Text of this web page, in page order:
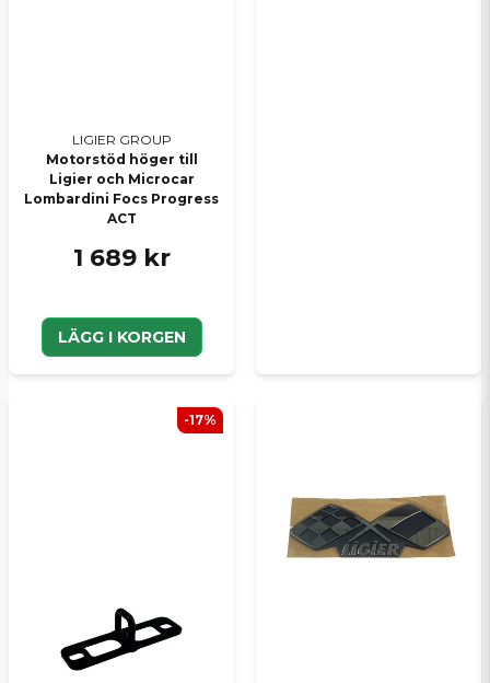
LIGIER GROUP
Motorstöd höger till
Ligier och Microcar
Lombardini Focs Progress
ACT
1 689 kr
LÄGG I KORGEN
-17%